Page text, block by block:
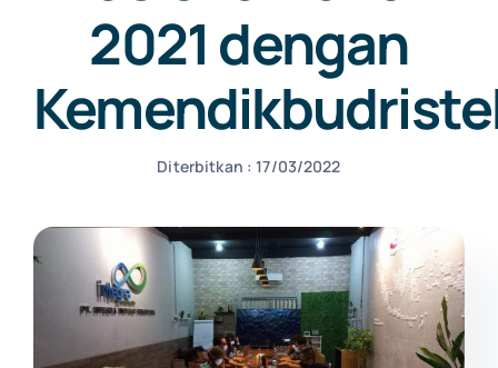
NEWS
CONTACT US
2021 dengan
Diterbitkan : 17/03/2022